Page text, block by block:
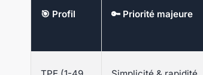
🎯 Profil 🔑 Priorité majeure